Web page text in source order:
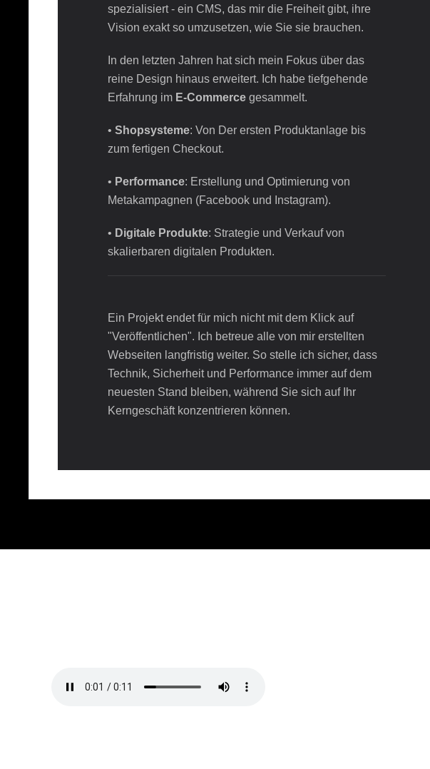
spezialisiert - ein CMS, das mir die Freiheit gibt, ihre
Vision exakt so umzusetzen, wie Sie sie brauchen.
In den letzten Jahren hat sich mein Fokus über das
reine Design hinaus erweitert. Ich habe tiefgehende
Erfahrung im E-Commerce gesammelt.
• Shopsysteme: Von Der ersten Produktanlage bis
zum fertigen Checkout.
• Performance: Erstellung und Optimierung von
Metakampagnen (Facebook und Instagram).
• Digitale Produkte: Strategie und Verkauf von
skalierbaren digitalen Produkten.
Ein Projekt endet für mich nicht mit dem Klick auf
"Veröffentlichen". Ich betreue alle von mir erstellten
Webseiten langfristig weiter. So stelle ich sicher, dass
Technik, Sicherheit und Performance immer auf dem
neuesten Stand bleiben, während Sie sich auf Ihr
Kerngeschäft konzentrieren können.